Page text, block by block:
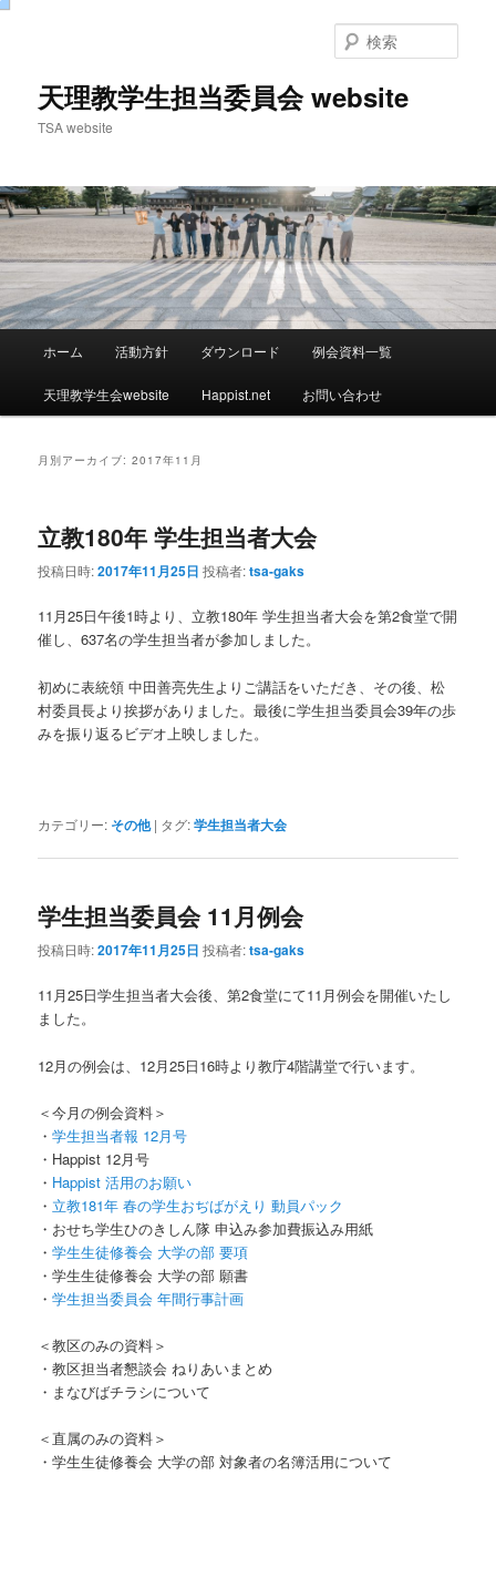
天理教学生担当委員会 website
TSA website
索
メ
メ
イ
ン
ン
ツ
へ
動
サ
ブ
テ
ツ
へ
移
ホーム 活動方針 ダウンロード 例会資料一覧
天理教学生会website Happist.net お問い合わせ
月別アーカイブ:2017年11月
立教180年 学生担当者大会
投稿日時:2017年11月25日 投稿者:tsa-gaks
11月25日午後1時より、立教180年 学生担当者大会を第2食堂で開
催し、637名の学生担当者が参加しました。
初めに表統領 中田善亮先生よりご講話をいただき、その後、松
村委員長より挨拶がありました。最後に学生担当委員会39年の歩
みを振り返るビデオ上映しました。
カテゴリー: その他 | タグ:学生担当者大会
学生担当委員会 11月例会
投稿日時:2017年11月25日 投稿者:tsa-gaks
11月25日学生担当者大会後、第2食堂にて11月例会を開催いたし
ました。
12月の例会は、12月25日16時より教庁4階講堂で行います。
＜今月の例会資料＞
・学生担当者報 12月号
・Happist 12月号
・ Happist 活用のお願い
・ 立教181年 春の学生おぢばがえり 動員パック
・おせち学生ひのきしん隊 申込み参加費振込み用紙
・学生生徒修養会 大学の部 要項
・学生生徒修養会 大学の部 願書
・学生担当委員会 年間行事計画
＜教区のみの資料＞
・教区担当者懇談会 ねりあいまとめ
・まなびばチラシについて
＜直属のみの資料＞
・学生生徒修養会 大学の部 対象者の名簿活用について